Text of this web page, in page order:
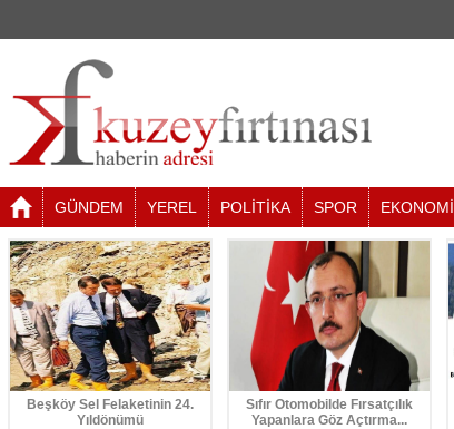
GÜNDEM YEREL POLİTİKA SPOR EKONOMİ
Beşköy Sel Felaketinin 24.
Yıldönümü
Sıfır Otomobilde Fırsatçılık
Yapanlara Göz Açtırma...